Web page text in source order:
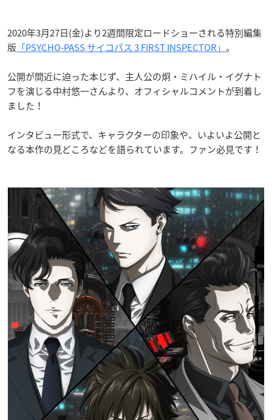
2020年3月27日(金)より2週間限定ロードショーされる特別編集
版 「PSYCHO-PASS サイコパス 3 FIRST INSPECTOR」 。
公開が間近に迫った本じず、主人公の炯・ミハイル・イグナト
フを演じる中村悠一さんより、オフィシャルコメントが到着し
ました！
インタビュー形式で、キャラクターの印象や、いよいよ公開と
なる本作の見どころなどを語られています。ファン必見です！